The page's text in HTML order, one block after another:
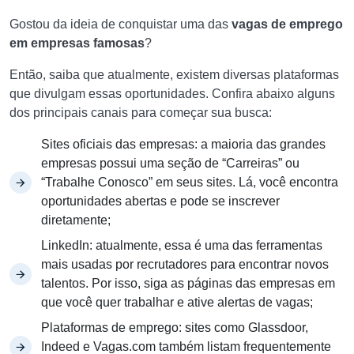
Gostou da ideia de conquistar uma das vagas de emprego
em empresas famosas?
Então, saiba que atualmente, existem diversas plataformas
que divulgam essas oportunidades. Confira abaixo alguns
dos principais canais para começar sua busca:
Sites oficiais das empresas: a maioria das grandes
empresas possui uma seção de “Carreiras” ou
“Trabalhe Conosco” em seus sites. Lá, você encontra
oportunidades abertas e pode se inscrever
diretamente;
LinkedIn: atualmente, essa é uma das ferramentas
mais usadas por recrutadores para encontrar novos
talentos. Por isso, siga as páginas das empresas em
que você quer trabalhar e ative alertas de vagas;
Plataformas de emprego: sites como Glassdoor,
Indeed e Vagas.com também listam frequentemente